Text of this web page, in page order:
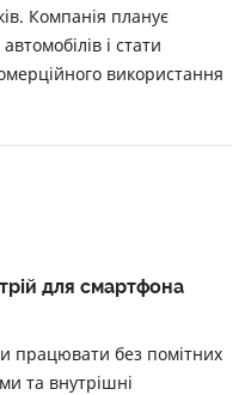
Компанія планує
і стати
використання
для смартфона
працювати без помітних
та внутрішні